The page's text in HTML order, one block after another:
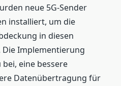
neue 5G-Sender
installiert, um die
in diesen
Die Implementierung
eine bessere
Datenübertragung für